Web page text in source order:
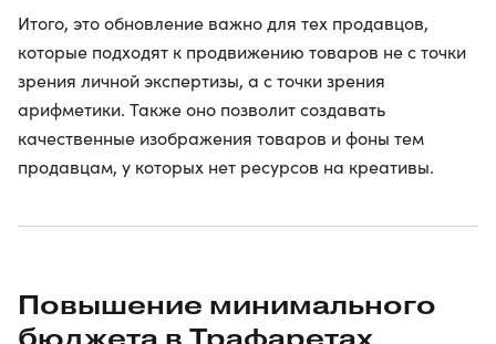
Итого, это обновление важно для тех продавцов,
которые подходят к продвижению товаров не с точки
зрения личной экспертизы, а с точки зрения
арифметики. Также оно позволит создавать
качественные изображения товаров и фоны тем
продавцам, у которых нет ресурсов на креативы.
Повышение минимального
бюджета в Трафаретах